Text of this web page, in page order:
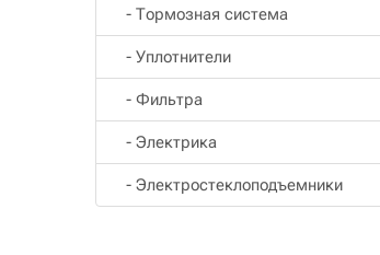
- Тормозная система
- Уплотнители
- Фильтра
- Электрика
- Электростеклоподъемники